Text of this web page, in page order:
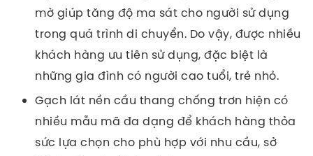
mờ giúp tăng độ ma sát cho người sử dụng
trong quá trình di chuyển. Do vậy, được nhiều
khách hàng ưu tiên sử dụng, đặc biệt là
những gia đình có người cao tuổi, trẻ nhỏ.
Gạch lát nền cầu thang chống trơn hiện có
nhiều mẫu mã đa dạng để khách hàng thỏa
sức lựa chọn cho phù hợp với nhu cầu, sở